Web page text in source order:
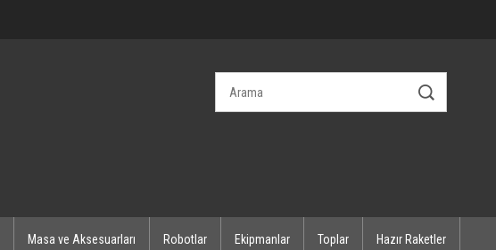
Masa ve Aksesuarları Robotlar Ekipmanlar Toplar Hazır Raketler